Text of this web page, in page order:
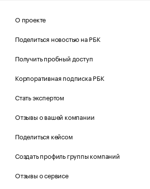
О проекте
Поделиться новостью на РБК
Получить пробный доступ
Корпоративная подписка РБК
Стать экспертом
Отзывы о вашей компании
Поделиться кейсом
Создать профиль группы компаний
Отзывы о сервисе